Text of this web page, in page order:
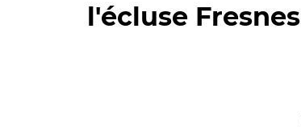
l'écluse Fresnes